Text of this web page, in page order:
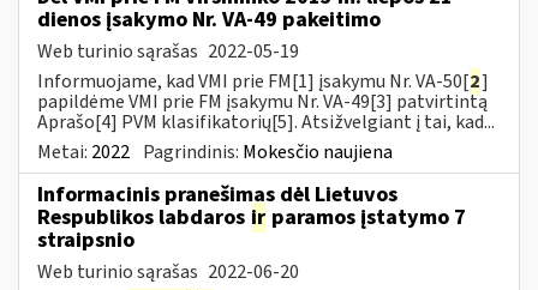
dienos įsakymo Nr. VA-49 pakeitimo
Web turinio sąrašas 2022-05-19
Informuojame, kad VMI prie FM[1] įsakymu Nr. VA-50[2]
papildėme VMI prie FM įsakymu Nr. VA-49[3] patvirtintą
Aprašo[4] PVM klasifikatorių[5]. Atsižvelgiant į tai, kad...
Metai: 2022 Pagrindinis: Mokesčio naujiena
Informacinis pranešimas dėl Lietuvos
Respublikos labdaros ir paramos įstatymo 7
straipsnio
Web turinio sąrašas 2022-06-20